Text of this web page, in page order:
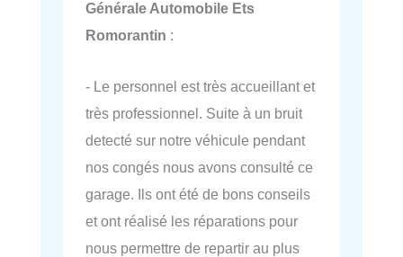
Générale Automobile Ets
Romorantin :
- Le personnel est très accueillant et
très professionnel. Suite à un bruit
detecté sur notre véhicule pendant
nos congés nous avons consulté ce
garage. Ils ont été de bons conseils
et ont réalisé les réparations pour
nous permettre de repartir au plus